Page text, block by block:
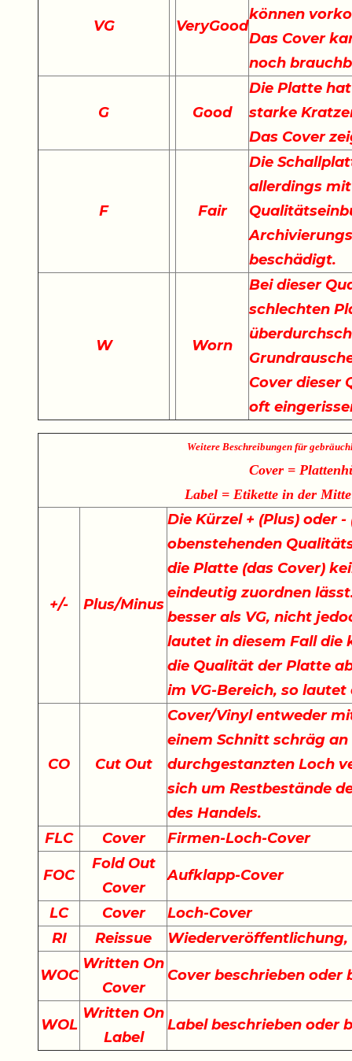
VG VeryGood
können
Das Cover
noch
G Good
Die Platte
starke
Das Cover
F Fair
Die
allerdings
beschädigt.
W Worn
Bei dieser
schlechten
Cover dieser
oft
Weitere Beschreibungen für
Cover =
Label = Etikette in der
+/- Plus/Minus
Die Kürzel + (Plus) oder
obenstehenden
die Platte (das Cover)
eindeutig zuordnen
besser als VG, nicht
lautet in diesem Fall die
die Qualität der Platte
im VG-Bereich, so
CO Cut Out
Cover/Vinyl entweder
einem Schnitt schräg
durchgestanzten Loch
sich um Restbestände
des Handels.
FLC
Cover Firmen-Loch-Cover
FOC
Fold Out
Cover
Aufklapp-Cover
LC Cover
Loch-Cover
RI
Reissue
WOC
Written On
Cover
Cover beschrieben
WOL
Written On
Label
Label beschrieben oder